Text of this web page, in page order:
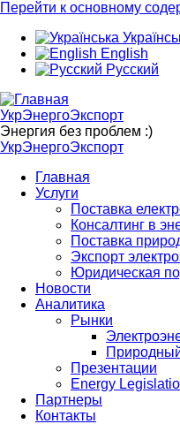
Перейти к основному
English
Русский
УкрЭнергоЭкспорт
Энергия без проблем :)
УкрЭнергоЭкспорт
Главная
Услуги
Поставка
Консалтинг в
Поставка
Экспорт
Юридическая
Новости
Аналитика
Рынки
Презентации
Energy
Партнеры
Контакты